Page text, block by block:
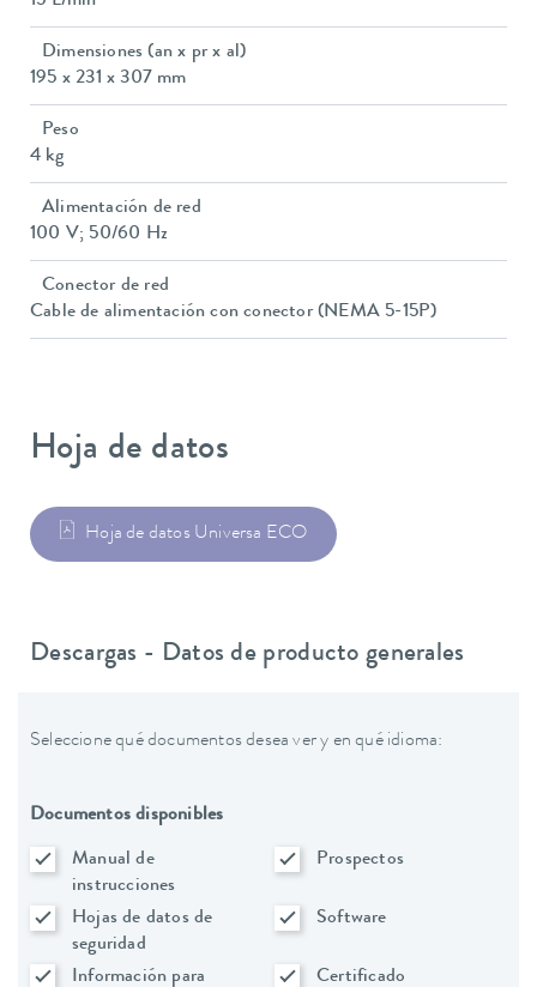
Dimensiones (an x pr x al)
195 x 231 x 307 mm
Peso
4 kg
Alimentación de red
100 V; 50/60 Hz
Conector de red
Cable de alimentación con conector (NEMA 5-15P)
Hoja de datos
Hoja de datos Universa ECO
Descargas - Datos de producto generales
Seleccione qué documentos desea ver y en qué idioma:
Documentos disponibles
Manual de
instrucciones
Prospectos
Hojas de datos de
seguridad
Software
Información para
Certificado